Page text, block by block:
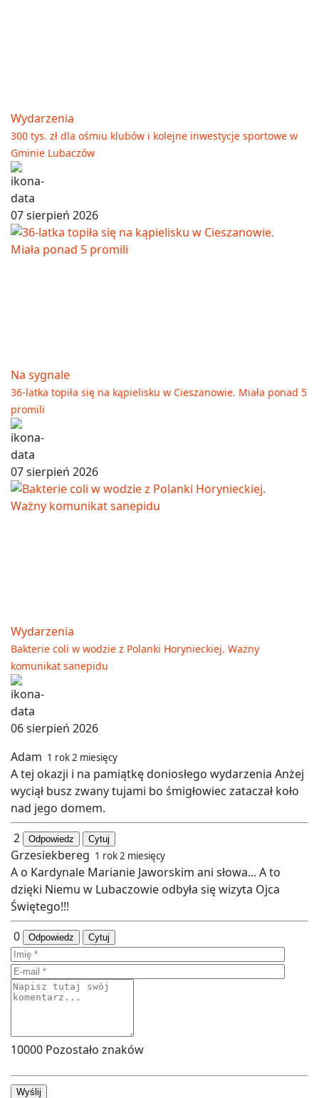
Wydarzenia
300 tys. zł dla ośmiu klubów i kolejne inwestycje sportowe w
Gminie Lubaczów
07 sierpień 2026
Na sygnale
36-latka topiła się na kąpielisku w Cieszanowie. Miała ponad 5
promili
07 sierpień 2026
Wydarzenia
Bakterie coli w wodzie z Polanki Horynieckiej. Ważny
komunikat sanepidu
06 sierpień 2026
Adam 1 rok 2 miesięcy
A tej okazji i na pamiątkę doniosłego wydarzenia Anżej
wyciął busz zwany tujami bo śmigłowiec zataczał koło
nad jego domem.
2
Odpowiedz Cytuj
Grzesiekbereg 1 rok 2 miesięcy
A o Kardynale Marianie Jaworskim ani słowa... A to
dzięki Niemu w Lubaczowie odbyła się wizyta Ojca
Świętego!!!
0
Odpowiedz Cytuj
10000 Pozostało znaków
Wyślij